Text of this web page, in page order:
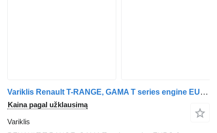
Variklis Renault T-RANGE, GAMA T series engine EURO 6, EURO6 emission, T430, T460 RENAULT vilkiko Renault T-RANGE, GAMA
Kaina pagal užklausimą
Variklis